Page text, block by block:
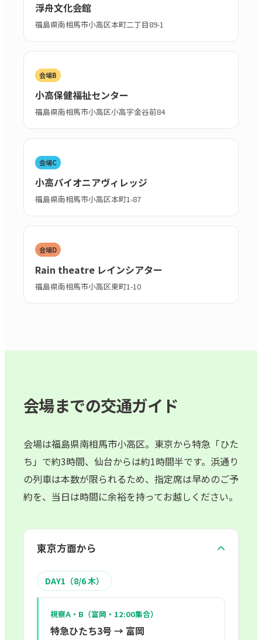
浮舟文化会館
福島県南相馬市小高区本町二丁目89-1
会場B
小高保健福祉センター
福島県南相馬市小高区小高字金谷前84
会場C
小高パイオニアヴィレッジ
福島県南相馬市小高区本町1-87
会場D
Rain theatre レインシアター
福島県南相馬市小高区東町1-10
会場までの交通ガイド
会場は福島県南相馬市小高区。東京から特急「ひた
ち」で約3時間、仙台からは約1時間半です。浜通り
の列車は本数が限られるため、指定席は早めのご予
約を、当日は時間に余裕を持ってお越しください。
東京方面から
DAY1（8/6 木）
視察A・B（富岡・12:00集合）
特急ひたち3号 → 富岡